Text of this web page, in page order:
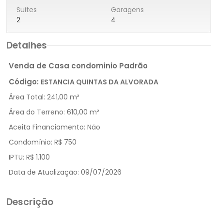
Suites
2
Garagens
4
Detalhes
Venda de Casa condominio Padrão
Código: ESTANCIA QUINTAS DA ALVORADA
Área Total: 241,00 m²
Área do Terreno: 610,00 m²
Aceita Financiamento: Não
Condomínio: R$ 750
IPTU: R$ 1.100
Data de Atualização: 09/07/2026
Descrição